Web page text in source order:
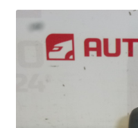
Finalizare comandă